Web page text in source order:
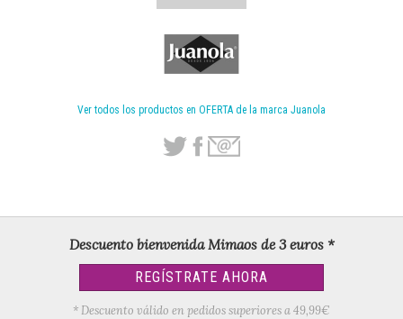
Ver todos los productos en OFERTA de la marca Juanola
Descuento bienvenida Mimaos de 3 euros *
REGÍSTRATE AHORA
* Descuento válido en pedidos superiores a 49,99€